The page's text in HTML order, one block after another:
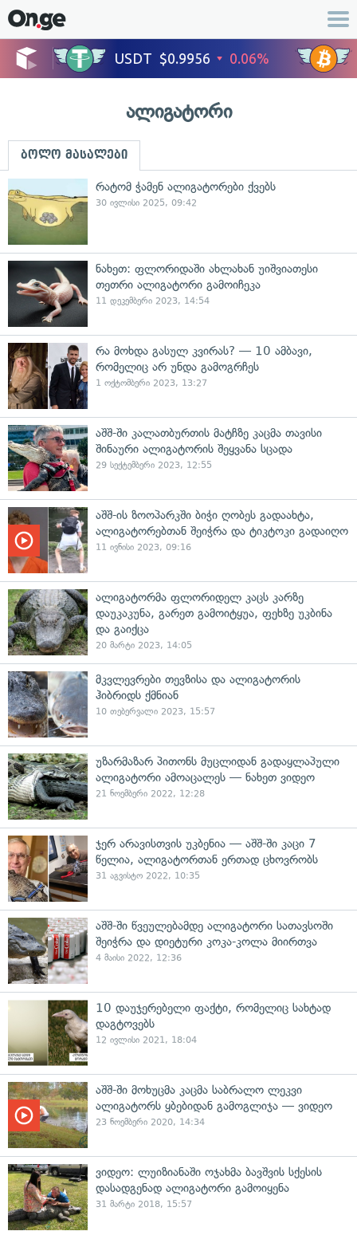
ალიგატორი
ბოლო მასალები
რატომ ჭამენ ალიგატორები ქვებს
30 ივლისი 2025, 09:42
ნახეთ: ფლორიდაში ახლახან უიშვიათესი
თეთრი ალიგატორი გამოიჩეკა
11 დეკემბერი 2023, 14:54
რა მოხდა გასულ კვირას? — 10 ამბავი,
რომელიც არ უნდა გამოგრჩეს
1 ოქტომბერი 2023, 13:27
აშშ-ში კალათბურთის მატჩზე კაცმა თავისი
შინაური ალიგატორის შეყვანა სცადა
29 სექტემბერი 2023, 12:55
აშშ-ის ზოოპარკში ბიჭი ღობეს გადაახტა,
ალიგატორებთან შეიჭრა და ტიკტოკი გადაიღო
11 ივნისი 2023, 09:16
ალიგატორმა ფლორიდელ კაცს კარზე
დაუკაკუნა, გარეთ გამოიტყუა, ფეხზე უკბინა
და გაიქცა
20 მარტი 2023, 14:05
მკვლევრები თევზისა და ალიგატორის
ჰიბრიდს ქმნიან
10 თებერვალი 2023, 15:57
უზარმაზარ პითონს მუცლიდან გადაყლაპული
ალიგატორი ამოაცალეს — ნახეთ ვიდეო
21 ნოემბერი 2022, 12:28
ჯერ არავისთვის უკბენია — აშშ-ში კაცი 7
წელია, ალიგატორთან ერთად ცხოვრობს
31 აგვისტო 2022, 10:35
აშშ-ში წვეულებამდე ალიგატორი სათავსოში
შეიჭრა და დიეტური კოკა-კოლა მიირთვა
4 მაისი 2022, 12:36
10 დაუჯერებელი ფაქტი, რომელიც სახტად
დაგტოვებს
12 ივლისი 2021, 18:04
აშშ-ში მოხუცმა კაცმა საბრალო ლეკვი
ალიგატორს ყბებიდან გამოგლიჯა — ვიდეო
23 ნოემბერი 2020, 14:34
ვიდეო: ლუიზიანაში ოჯახმა ბავშვის სქესის
დასადგენად ალიგატორი გამოიყენა
31 მარტი 2018, 15:57